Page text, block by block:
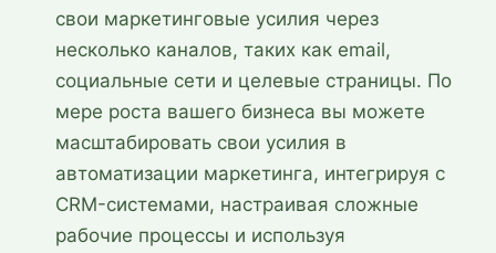
свои маркетинговые усилия через
несколько каналов, таких как email,
социальные сети и целевые страницы. По
мере роста вашего бизнеса вы можете
масштабировать свои усилия в
автоматизации маркетинга, интегрируя с
CRM-системами, настраивая сложные
рабочие процессы и используя